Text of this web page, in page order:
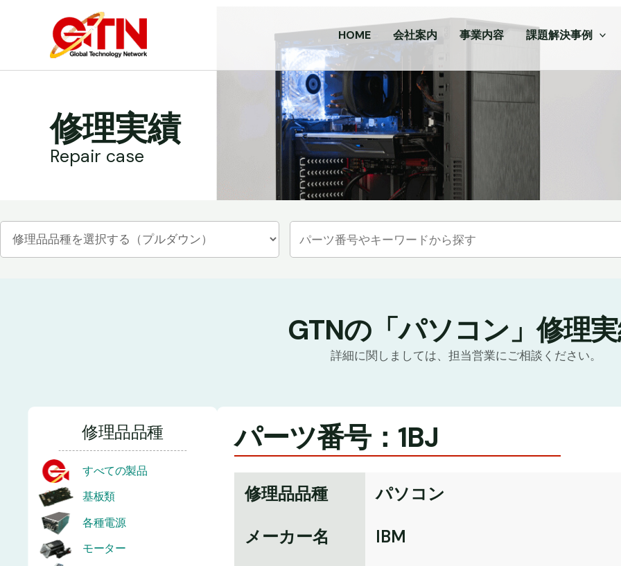
HOME 会社案内 事業内容 課題解決事例
修理実績
Repair case
GTNの「パソコン」修理
詳細に関しましては、担当営業にご相談ください。
修理品品種
すべての製品
基板類
各種電源
モーター
パーツ番号：1BJ
修理品品種
パソコン
メーカー名
IBM